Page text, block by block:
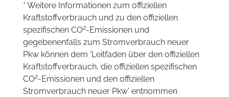
* Weitere Informationen zum offiziellen
Kraftstoffverbrauch und zu den offiziellen
spezifischen CO2-Emissionen und
gegebenenfalls zum Stromverbrauch neuer
Pkw können dem 'Leitfaden über den offiziellen
Kraftstoffverbrauch, die offiziellen spezifischen
CO2-Emissionen und den offiziellen
Stromverbrauch neuer Pkw' entnommen